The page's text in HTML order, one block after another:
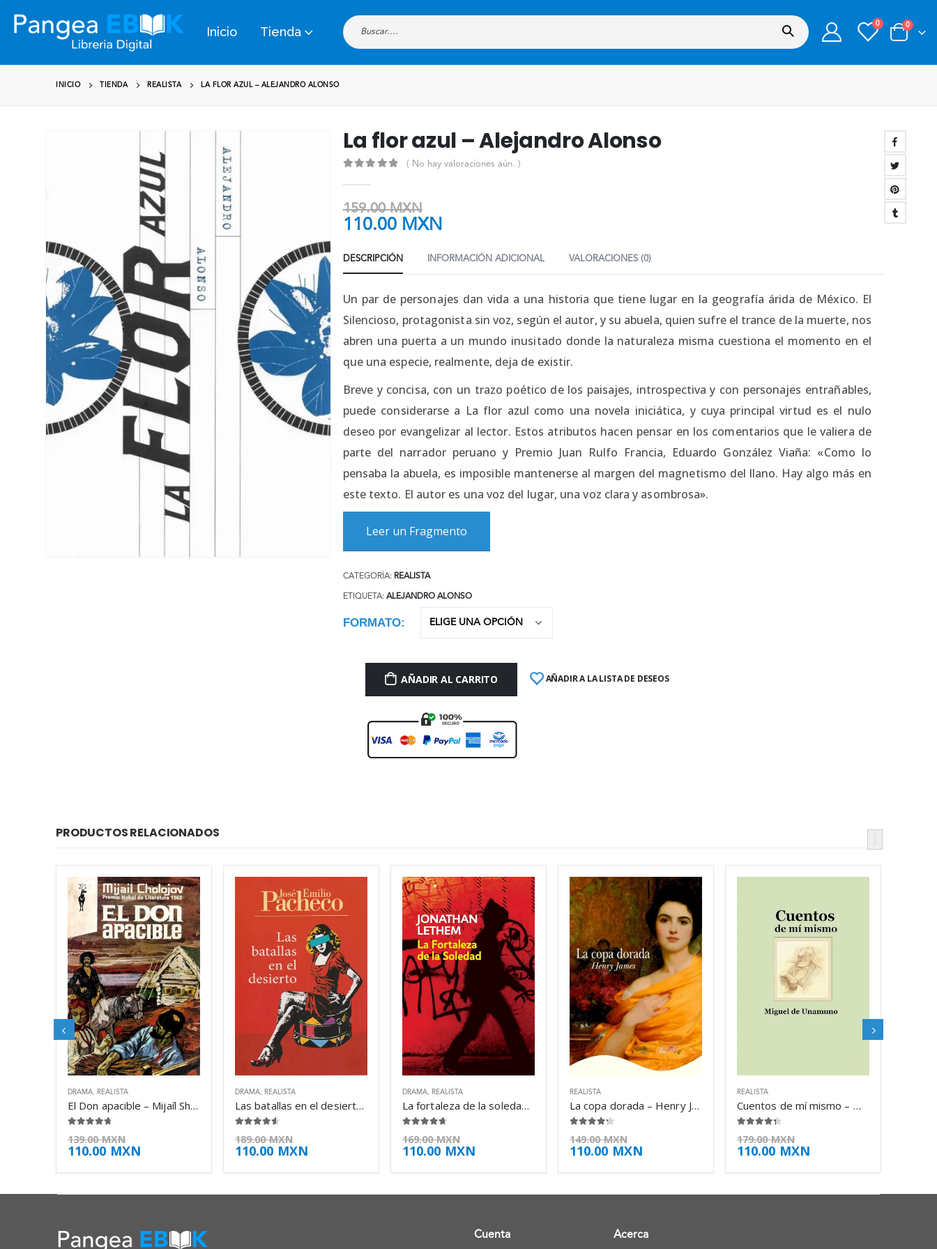
Inicio Tienda
0 0
INICIO TIENDA REALISTA LA FLOR AZUL – ALEJANDRO ALONSO
La flor azul – Alejandro Alonso
( No hay valoraciones aún. )
159.00MXN
110.00 MXN
DESCRIPCIÓN INFORMACIÓN ADICIONAL VALORACIONES (0)
Un par de personajes dan vida a una historia que tiene lugar en la geografía árida de México. El
Silencioso, protagonista sin voz, según el autor, y su abuela, quien sufre el trance de la muerte, nos
abren una puerta a un mundo inusitado donde la naturaleza misma cuestiona el momento en el
que una especie, realmente, deja de existir.
Breve y concisa, con un trazo poético de los paisajes, introspectiva y con personajes entrañables,
puede considerarse a La flor azul como una novela iniciática, y cuya principal virtud es el nulo
deseo por evangelizar al lector. Estos atributos hacen pensar en los comentarios que le valiera de
parte del narrador peruano y Premio Juan Rulfo Francia, Eduardo González Viaña: «Como lo
pensaba la abuela, es imposible mantenerse al margen del magnetismo del llano. Hay algo más en
este texto. El autor es una voz del lugar, una voz clara y asombrosa».
Leer un Fragmento
CATEGORÍA: REALISTA
ETIQUETA: ALEJANDRO ALONSO
FORMATO
AÑADIR AL CARRITO AÑADIR A LA LISTA DE DESEOS
PRODUCTOS RELACIONADOS
DRAMA REALISTA
El Don apacible – Mijaíl Shólojov
139.00MXN
110.00 MXN
DRAMA REALISTA
Las batallas en el desierto – José Emilio Pacheco
189.00MXN
110.00 MXN
DRAMA REALISTA
La fortaleza de la soledad – Jonathan Lethem
169.00MXN
110.00 MXN
REALISTA
La copa dorada – Henry James
149.00MXN
110.00 MXN
REALISTA
Cuentos de mí mismo – Miguel de Unamuno
179.00MXN
110.00 MXN
Cuenta Acerca